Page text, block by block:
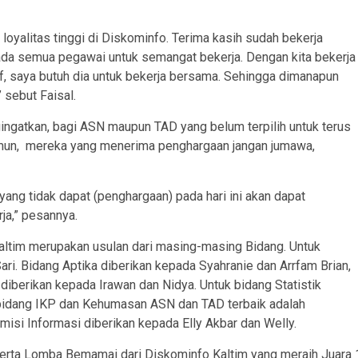
tinggi di Diskominfo. Terima kasih sudah bekerja
semua pegawai untuk semangat bekerja. Dengan kita bekerja
butuh dia untuk bekerja bersama. Sehingga dimanapun
sebut Faisal.
bagi ASN maupun TAD yang belum terpilih untuk terus
mereka yang menerima penghargaan jangan jumawa,
tidak dapat (penghargaan) pada hari ini akan dapat
pesannya.
merupakan usulan dari masing-masing Bidang. Untuk
Bidang Aptika diberikan kepada Syahranie dan Arrfam Brian,
kepada Irawan dan Nidya. Untuk bidang Statistik
IKP dan Kehumasan ASN dan TAD terbaik adalah
Informasi diberikan kepada Elly Akbar dan Welly.
Lomba Bemamai dari Diskominfo Kaltim yang meraih Juara